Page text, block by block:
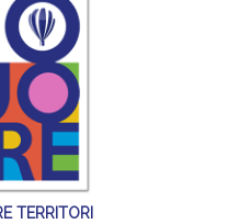
TERRITORI